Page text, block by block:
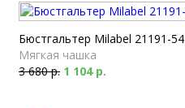
Бюстгальтер Milabel 21191-54
Мягкая чашка
3 680 р. 1 104 р.